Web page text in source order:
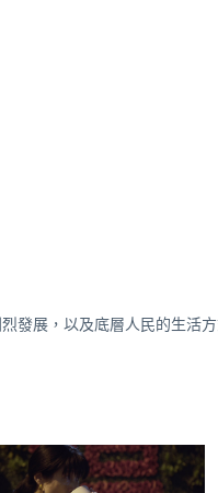
發展，以及底層人民的生活